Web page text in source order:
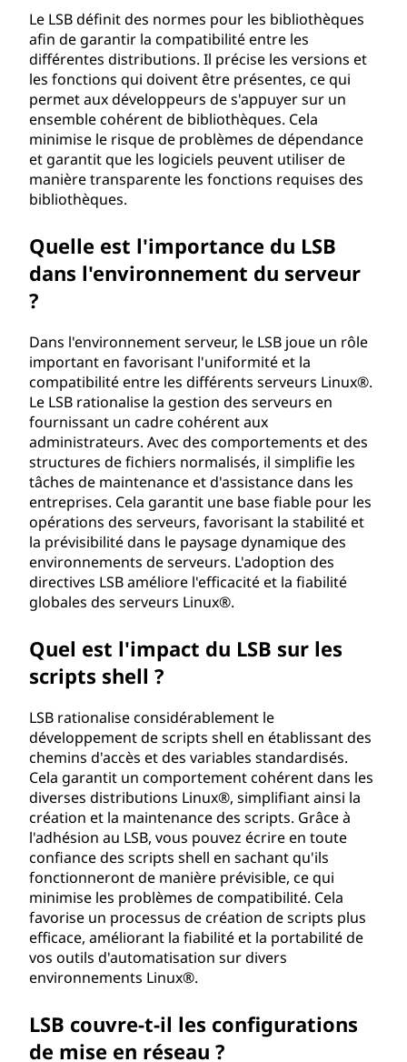
Le LSB définit des normes pour les bibliothèques
afin de garantir la compatibilité entre les
différentes distributions. Il précise les versions et
les fonctions qui doivent être présentes, ce qui
permet aux développeurs de s'appuyer sur un
ensemble cohérent de bibliothèques. Cela
minimise le risque de problèmes de dépendance
et garantit que les logiciels peuvent utiliser de
manière transparente les fonctions requises des
bibliothèques.
Quelle est l'importance du LSB
dans l'environnement du serveur
?
Dans l'environnement serveur, le LSB joue un rôle
important en favorisant l'uniformité et la
compatibilité entre les différents serveurs Linux®.
Le LSB rationalise la gestion des serveurs en
fournissant un cadre cohérent aux
administrateurs. Avec des comportements et des
structures de fichiers normalisés, il simplifie les
tâches de maintenance et d'assistance dans les
entreprises. Cela garantit une base fiable pour les
opérations des serveurs, favorisant la stabilité et
la prévisibilité dans le paysage dynamique des
environnements de serveurs. L'adoption des
directives LSB améliore l'efficacité et la fiabilité
globales des serveurs Linux®.
Quel est l'impact du LSB sur les
scripts shell ?
LSB rationalise considérablement le
développement de scripts shell en établissant des
chemins d'accès et des variables standardisés.
Cela garantit un comportement cohérent dans les
diverses distributions Linux®, simplifiant ainsi la
création et la maintenance des scripts. Grâce à
l'adhésion au LSB, vous pouvez écrire en toute
confiance des scripts shell en sachant qu'ils
fonctionneront de manière prévisible, ce qui
minimise les problèmes de compatibilité. Cela
favorise un processus de création de scripts plus
efficace, améliorant la fiabilité et la portabilité de
vos outils d'automatisation sur divers
environnements Linux®.
LSB couvre-t-il les configurations
de mise en réseau ?